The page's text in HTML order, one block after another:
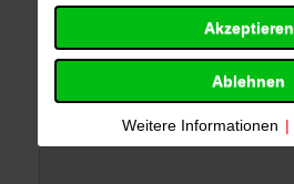
Akzeptieren
Ablehnen
Weitere Informationen |